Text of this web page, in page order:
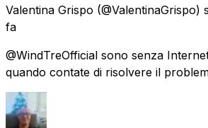
Valentina Grispo (@ValentinaGrispo)
fa
@WindTreOfficial sono senza
quando contate di risolvere il